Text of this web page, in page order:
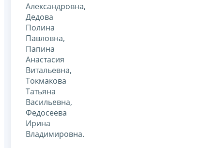
Александровна,
Дедова
Полина
Павловна,
Папина
Анастасия
Витальевна,
Токмакова
Татьяна
Васильевна,
Федосеева
Ирина
Владимировна.